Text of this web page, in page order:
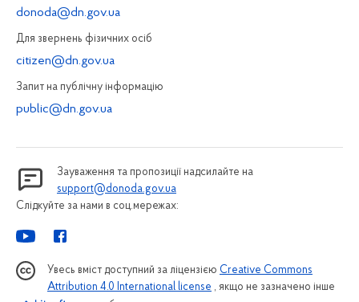
donoda@dn.gov.ua
Для звернень фізичних осiб
citizen@dn.gov.ua
Запит на публiчну інформацiю
public@dn.gov.ua
Зауваження та пропозиції надсилайте на
support@donoda.gov.ua
Слідкуйте за нами в соц.мережах:
Увесь вміст доступний за ліцензією Creative Commons
Attribution 4.0 International license , якщо не зазначено інше